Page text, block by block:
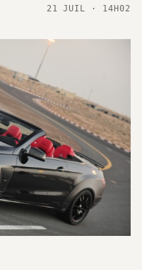
21 JUIL · 14H02